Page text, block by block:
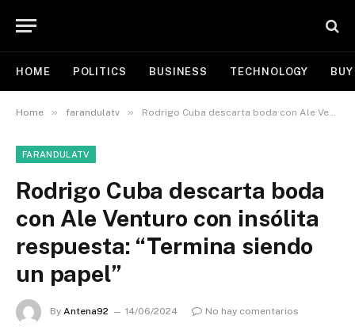
HOME POLITICS BUSINESS TECHNOLOGY
Home » farandulatv » Rodrigo Cuba descarta boda con Ale Venturo con insólita respuesta: “Termina siendo un papel”
FARANDULATV
Rodrigo Cuba descarta boda
con Ale Venturo con insólita
respuesta: “Termina siendo
un papel”
By Antena92 14/06/2024
No hay comentarios